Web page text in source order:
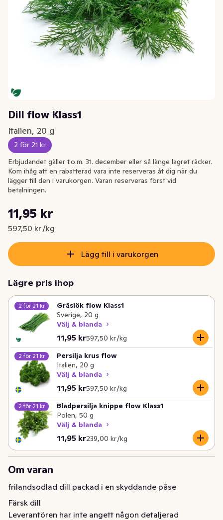
Dill flow Klass1
Italien, 20 g
2 för 21 kr
Nuvarande pris är: 11,95 kr
11,95 kr
597,50 kr /kg
Styckpris: 597,50 kr /kg
Erbjudandet gäller t.o.m. 31. december eller så länge lagret räcker.
Kom ihåg att en rabatterad vara inte reserveras åt dig när du
lägger till den i varukorgen. Varan reserveras först vid
betalningen.
Lägg till i varukorgen
Lägre pris ihop
2 för 21 kr
Gräslök flow Klass1
Sverige, 20 g
Välj & blanda
11,95 kr
Nuvarande pris är: 11,95 kr
597,50 kr /kg
Styckpris: 597,50 kr /kg
2 för 21 kr
Persilja krus flow
Italien, 20 g
Välj & blanda
11,95 kr
Nuvarande pris är: 11,95 kr
597,50 kr /kg
Styckpris: 597,50 kr /kg
2 för 21 kr
Bladpersilja knippe flow Klass1
Polen, 50 g
Välj & blanda
11,95 kr
Nuvarande pris är: 11,95 kr
239,00 kr /kg
Styckpris: 239,00 kr /kg
Om varan
frilandsodlad dill packad i en skyddande påse
Färsk dill
Leverantören har inte angett någon detaljerad